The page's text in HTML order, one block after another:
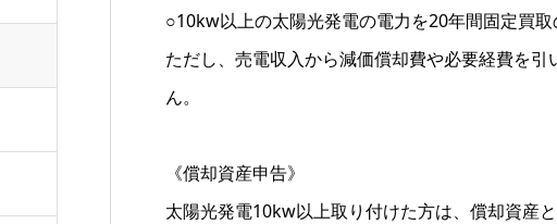
○10kw以上の太陽光発電の電力を20年間固定買取
ただし、売電収入から減価償却費や必要経費を
ん。
《償却資産申告》
太陽光発電10kw以上取り付けた方は、償却資産